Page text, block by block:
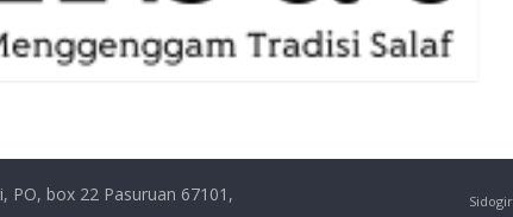
PO, box 22 Pasuruan 67101,